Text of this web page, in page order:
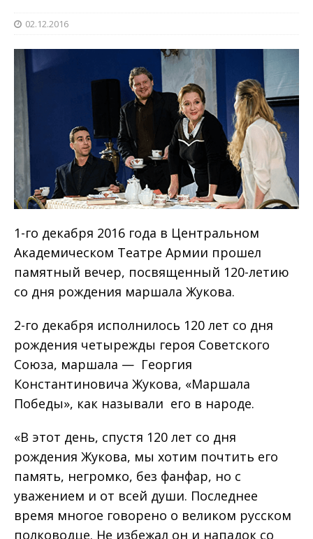
02.12.2016
1-го декабря 2016 года в Центральном
Академическом Театре Армии прошел
памятный вечер, посвященный 120-летию
со дня рождения маршала Жукова.
2-го декабря исполнилось 120 лет со дня
рождения четырежды героя Советского
Союза, маршала — Георгия
Константиновича Жукова, «Маршала
Победы», как называли его в народе.
«В этот день, спустя 120 лет со дня
рождения Жукова, мы хотим почтить его
память, негромко, без фанфар, но с
уважением и от всей души. Последнее
время многое говорено о великом русском
полководце. Не избежал он и нападок со